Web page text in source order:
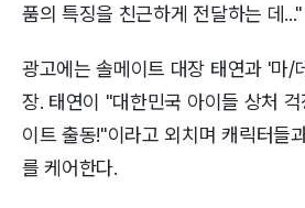
품의 특징을 친근하게 전달하는 데
광고에는 솔메이트 대장 태연과 '마/
장. 태연이 "대한민국 아이들 상처
이트 출동!"이라고 외치며 캐릭터들
를 케어한다.